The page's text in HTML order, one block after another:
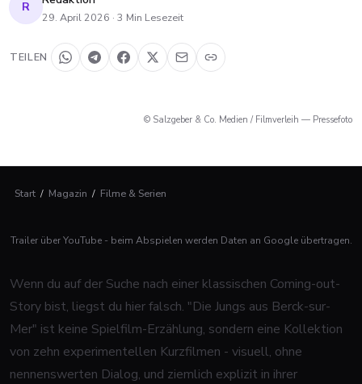
R
29. April 2026 · 3 Min Lesezeit
TEILEN
© Salzgeber & Co. Medien / Filmverleih — Pressefoto
Start / Magazin / Filme & Serien
Trailer über YouTube - beim Abspielen werden Daten an Google übertragen.
Wenn du auf der Suche nach einer klassischen Coming-out-
Story bist, liegst du hier falsch. "Die Jungs aus Berck-sur-
Mer" ist keine Spielfilm-Erzählung, sondern eine Kollektion
von zehn experimentellen Kurzfilmen - visuell, ohne
nennenswerten Dialog, und ziemlich explizit in ihrer